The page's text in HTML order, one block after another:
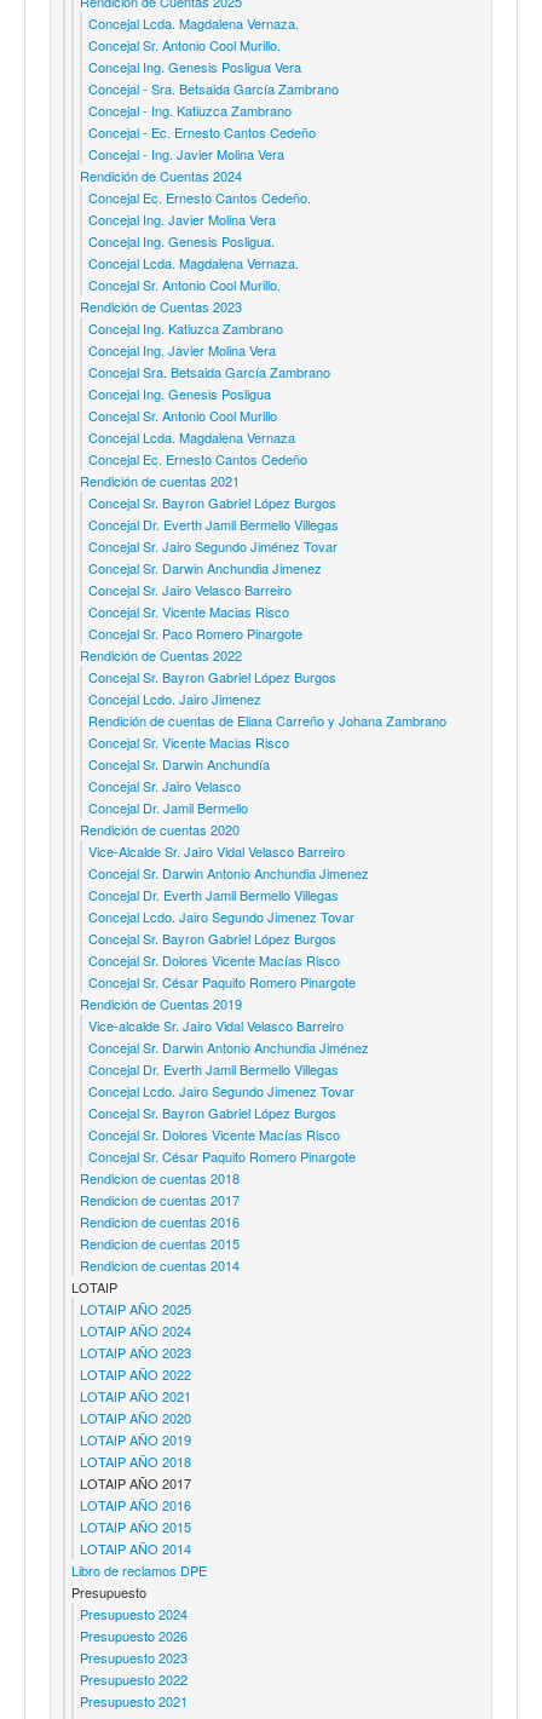
Concejal Lcda. Magdalena Vernaza.
Concejal Sr. Antonio Cool Murillo.
Concejal Ing. Genesis Posligua Vera
Concejal - Sra. Betsaida García Zambrano
Concejal - Ing. Katiuzca Zambrano
Concejal - Ec. Ernesto Cantos Cedeño
Concejal - Ing. Javier Molina Vera
Rendición de Cuentas 2024
Concejal Ec. Ernesto Cantos Cedeño.
Concejal Ing. Javier Molina Vera
Concejal Ing. Genesis Posligua.
Concejal Lcda. Magdalena Vernaza.
Concejal Sr. Antonio Cool Murillo.
Rendición de Cuentas 2023
Concejal Ing. Katiuzca Zambrano
Concejal Ing. Javier Molina Vera
Concejal Sra. Betsaida García Zambrano
Concejal Ing. Genesis Posligua
Concejal Sr. Antonio Cool Murillo
Concejal Lcda. Magdalena Vernaza
Concejal Ec. Ernesto Cantos Cedeño
Rendición de cuentas 2021
Concejal Sr. Bayron Gabriel López Burgos
Concejal Dr. Everth Jamil Bermello Villegas
Concejal Sr. Jairo Segundo Jiménez Tovar
Concejal Sr. Darwin Anchundia Jimenez
Concejal Sr. Jairo Velasco Barreiro
Concejal Sr. Vicente Macias Risco
Concejal Sr. Paco Romero Pinargote
Rendición de Cuentas 2022
Concejal Sr. Bayron Gabriel López Burgos
Concejal Lcdo. Jairo Jimenez
Rendición de cuentas de Eliana Carreño y Johana Zambrano
Concejal Sr. Vicente Macias Risco
Concejal Sr. Darwin Anchundía
Concejal Sr. Jairo Velasco
Concejal Dr. Jamil Bermello
Rendición de cuentas 2020
Vice-Alcalde Sr. Jairo Vidal Velasco Barreiro
Concejal Sr. Darwin Antonio Anchundia Jimenez
Concejal Dr. Everth Jamil Bermello Villegas
Concejal Lcdo. Jairo Segundo Jimenez Tovar
Concejal Sr. Bayron Gabriel López Burgos
Concejal Sr. Dolores Vicente Macías Risco
Concejal Sr. César Paquito Romero Pinargote
Rendición de Cuentas 2019
Vice-alcalde Sr. Jairo Vidal Velasco Barreiro
Concejal Sr. Darwin Antonio Anchundia Jiménez
Concejal Dr. Everth Jamil Bermello Villegas
Concejal Lcdo. Jairo Segundo Jimenez Tovar
Concejal Sr. Bayron Gabriel López Burgos
Concejal Sr. Dolores Vicente Macías Risco
Concejal Sr. César Paquito Romero Pinargote
Rendicion de cuentas 2018
Rendicion de cuentas 2017
Rendicion de cuentas 2016
Rendicion de cuentas 2015
Rendicion de cuentas 2014
LOTAIP
LOTAIP AÑO 2025
LOTAIP AÑO 2024
LOTAIP AÑO 2023
LOTAIP AÑO 2022
LOTAIP AÑO 2021
LOTAIP AÑO 2020
LOTAIP AÑO 2019
LOTAIP AÑO 2018
LOTAIP AÑO 2017
LOTAIP AÑO 2016
LOTAIP AÑO 2015
LOTAIP AÑO 2014
Libro de reclamos DPE
Presupuesto
Presupuesto 2024
Presupuesto 2026
Presupuesto 2023
Presupuesto 2022
Presupuesto 2021